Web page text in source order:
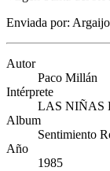
Enviada por: Argaijo
Autor
Paco Millán
Intérprete
LAS NIÑAS
Album
Sentimiento
Año
1985